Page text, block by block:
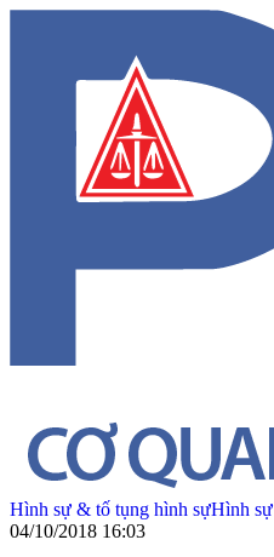
Hình sự & tố tụng hình sựHình sự
04/10/2018 16:03